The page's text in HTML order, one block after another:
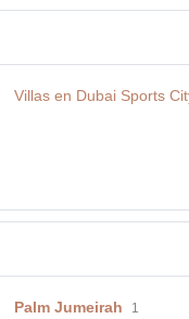
Villas en Dubai Sports
Palm Jumeirah 1